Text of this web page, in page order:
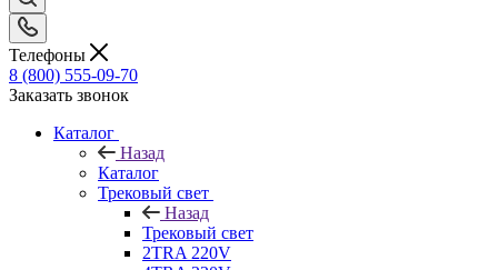
Телефоны
8 (800) 555-09-70
Заказать звонок
Каталог
Назад
Каталог
Трековый свет
Назад
Трековый свет
2TRA 220V